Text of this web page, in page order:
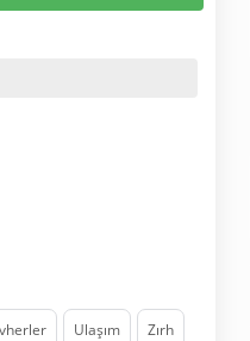
Ulaşım Zırh